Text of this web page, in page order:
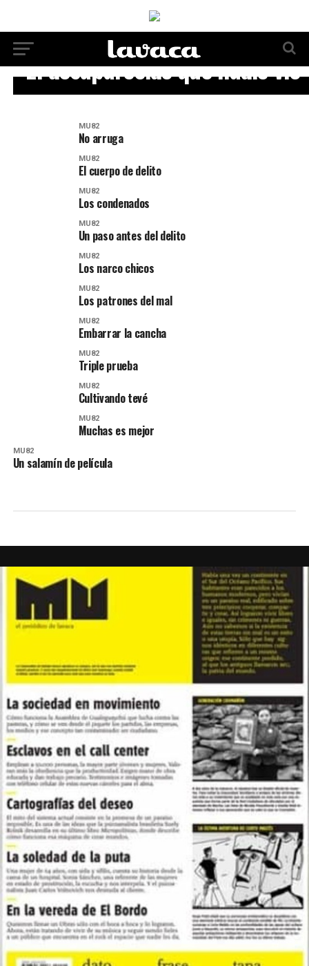
El desaparecido que nadie vio
MU82
No arruga
MU82
El cuerpo de delito
MU82
Los condenados
MU82
Un paso antes del delito
MU82
Los narco chicos
MU82
Los patrones del mal
MU82
Embarrar la cancha
MU82
Triple prueba
MU82
Cultivando tevé
MU82
Muchas es mejor
MU82
Un salamín de película